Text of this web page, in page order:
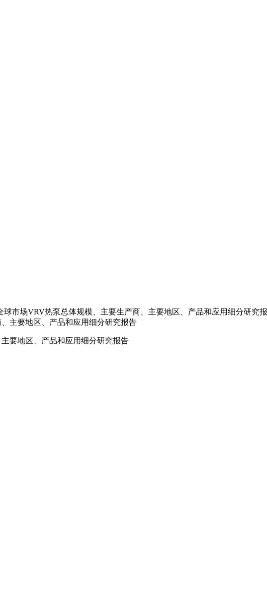
球市场VRV热泵总体规模、主要生产商、主要地区、产品和应用细分研究
要地区、产品和应用细分研究报告